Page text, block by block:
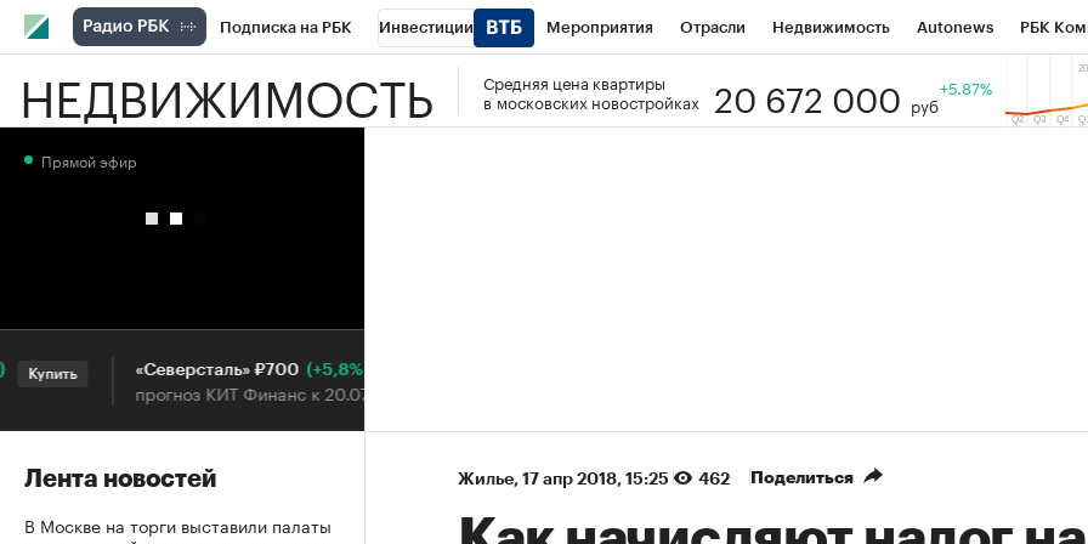
Подписка на РБК Инвестиции Мероприятия Отрасли Недвижимость Autonews РБК
РБК Вино Спорт Школа управления РБК РБК Образование Тренды
НЕДВИЖИМОСТЬ
Средняя цена квартиры
в московских новостройках
20 672 000 руб
+5.87%
Жилье⁠, 17 апр 2018, 15:25 462 Поделиться
Прямой эфир
Купить «Северсталь» ₽700 (+5,8%)
прогноз КИТ Финанс к 20.07.27
Лента новостей
В Москве на торги выставили палаты